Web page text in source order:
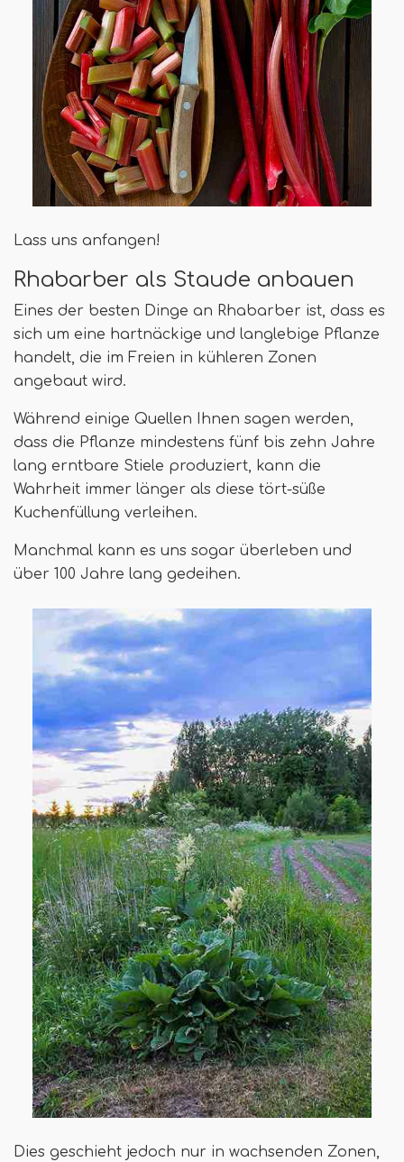
Lass uns anfangen!
Rhabarber als Staude anbauen
Eines der besten Dinge an Rhabarber ist, dass es
sich um eine hartnäckige und langlebige Pflanze
handelt, die im Freien in kühleren Zonen
angebaut wird.
Während einige Quellen Ihnen sagen werden,
dass die Pflanze mindestens fünf bis zehn Jahre
lang erntbare Stiele produziert, kann die
Wahrheit immer länger als diese tört-süße
Kuchenfüllung verleihen.
Manchmal kann es uns sogar überleben und
über 100 Jahre lang gedeihen.
Dies geschieht jedoch nur in wachsenden Zonen,